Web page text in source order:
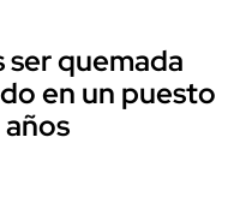
quemada
en un puesto